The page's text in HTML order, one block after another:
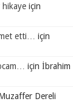
hikayeiçin
etti…
için
için İbrahim
Dereli